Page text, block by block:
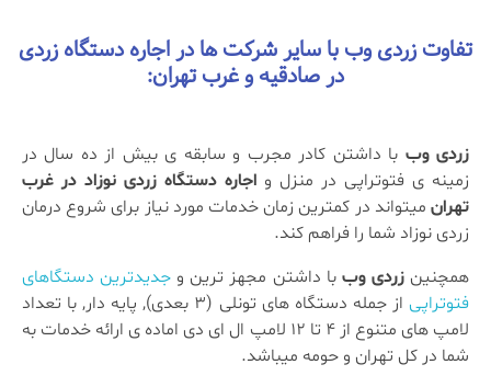
تفاوت زردی وب با سایر شرکت ها در اجاره دستگاه زردی
در صادقیه و غرب تهران:
زردی وب با داشتن کادر مجرب و سابقه ی بیش از ده سال در
زمینه ی فتوتراپی در منزل و اجاره دستگاه زردی نوزاد در غرب
تهران میتواند در کمترین زمان خدمات مورد نیاز برای شروع درمان
زردی نوزاد شما را فراهم کند.
همچنینزردی وب با داشتن مجهز ترین و جدیدترین دستگاهای
فتوتراپی
از جمله دستگاه های تونلی (3 بعدی), پایه دار, با تعداد
لامپ های متنوع از 4 تا 12 لامپ ال ای دی اماده ی ارائه خدمات به
شما در کل تهران و حومه میباشد.